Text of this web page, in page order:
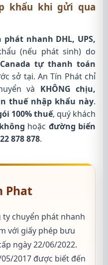
khẩu khi gửi qua
nhanh DHL, UPS,
(nếu phát sinh) do
tự thanh toán
sở tại. An Tín Phát chỉ
và KHÔNG chịu,
thuế nhập khẩu này.
100% thuế, quý khách
hoặc đường biển
878 878.
Phat
ty chuyển phát nhanh
với giấy phép bưu
ngày 22/06/2022.
2017 được biết đến